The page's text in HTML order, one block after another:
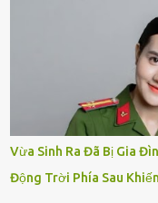
Vừa Sinh Ra Đã Bị Gia
Động Trời Phía Sau